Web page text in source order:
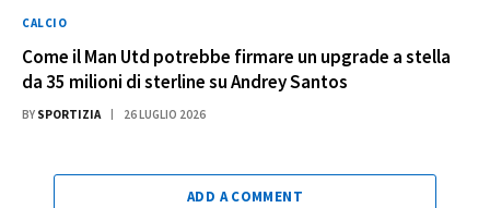
CALCIO
Come il Man Utd potrebbe firmare un upgrade a stella
da 35 milioni di sterline su Andrey Santos
BY SPORTIZIA 26 LUGLIO 2026
ADD A COMMENT